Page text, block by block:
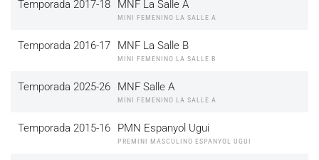
Temporada 2017-18 MNF La Salle A
MINI FEMENINO LA SALLE A
Temporada 2016-17 MNF La Salle B
MINI FEMENINO LA SALLE B
Temporada 2025-26 MNF Salle A
MINI FEMENINO LA SALLE A
Temporada 2015-16 PMN Espanyol Ugui
PREMINI MASCULINO ESPANYOL UGUI